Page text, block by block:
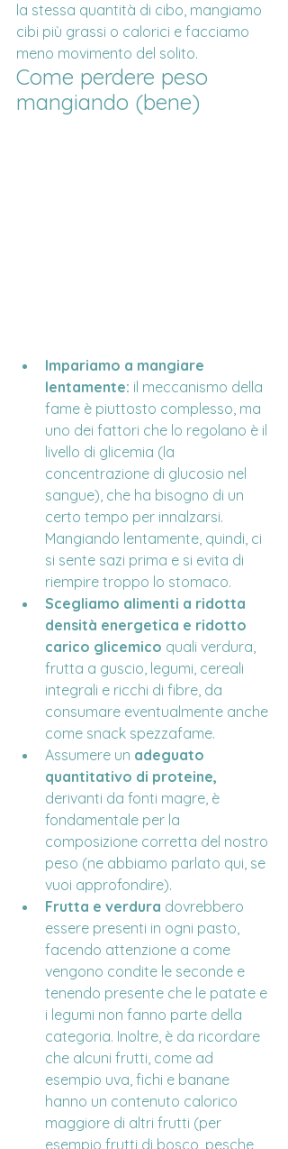
la stessa quantità di cibo, mangiamo
cibi più grassi o calorici e facciamo
meno movimento del solito.
Come perdere peso
mangiando (bene)
Impariamo a mangiare
lentamente: il meccanismo della
fame è piuttosto complesso, ma
uno dei fattori che lo regolano è il
livello di glicemia (la
concentrazione di glucosio nel
sangue), che ha bisogno di un
certo tempo per innalzarsi.
Mangiando lentamente, quindi, ci
si sente sazi prima e si evita di
riempire troppo lo stomaco.
Scegliamo alimenti a ridotta
densità energetica e ridotto
carico glicemico quali verdura,
frutta a guscio, legumi, cereali
integrali e ricchi di fibre, da
consumare eventualmente anche
come snack spezzafame.
Assumere un adeguato
quantitativo di proteine,
derivanti da fonti magre, è
fondamentale per la
composizione corretta del nostro
peso (ne abbiamo parlato qui, se
vuoi approfondire).
Frutta e verdura dovrebbero
essere presenti in ogni pasto,
facendo attenzione a come
vengono condite le seconde e
tenendo presente che le patate e
i legumi non fanno parte della
categoria. Inoltre, è da ricordare
che alcuni frutti, come ad
esempio uva, fichi e banane
hanno un contenuto calorico
maggiore di altri frutti (per
esempio frutti di bosco, pesche,